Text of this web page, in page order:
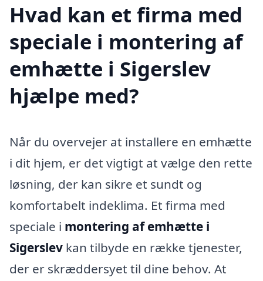
Hvad kan et firma med
speciale i montering af
emhætte i Sigerslev
hjælpe med?
Når du overvejer at installere en emhætte
i dit hjem, er det vigtigt at vælge den rette
løsning, der kan sikre et sundt og
komfortabelt indeklima. Et firma med
speciale i montering af emhætte i
Sigerslev kan tilbyde en række tjenester,
der er skræddersyet til dine behov. At